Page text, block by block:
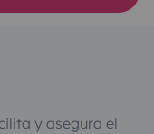
y asegura el